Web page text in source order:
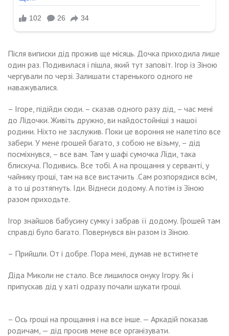
Після виписки дід прожив ще місяць. Дочка приходила лише
один раз. Подивилася і пішла, який тут заповіт. Ігор із Зіною
чергували по черзі. Залишати старенького одного не
наважувалися.
– Ігоре, підійди сюди. – сказав одного разу дід, – час мені
до Лідочки. Живіть дружно, ви найдостойніші з нашої
родини. Ніхто не заслужив. Поки це вороння не налетіло все
забери. У мене грошей багато, з собою не візьму, – дід
посміхнувся, – все вам. Там у шафі сумочка Ліди, така
блискуча. Подивись. Все тобі. А на прощання у серванті, у
чайнику гроші, там на все вистачить .Сам розпорядися всім,
а то ці розтягнуть. Іди. Віднеси додому. А потім із Зіною
разом приходьте.
Ігор знайшов бабусину сумку і забрав її додому. Грошей там
справді було багато. Повернувся він разом із Зіною.
– Прийшли. От і добре. Пора мені, думав не встигнете
Діда Миколи не стало. Все лишилося онуку Ігору. Як і
припускав дід у хаті одразу почали шукати гроші.
– Ось гроші на прощання і на все інше. — Аркадій показав
родичам, — дід просив мене все організувати.